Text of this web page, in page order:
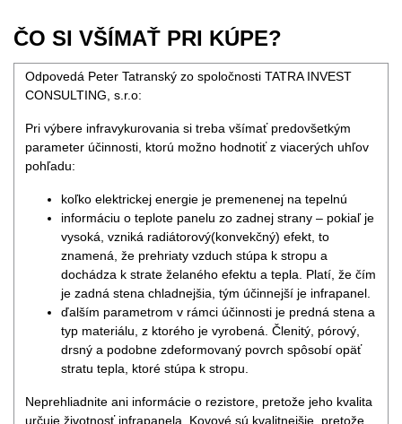
ČO SI VŠÍMAŤ PRI KÚPE?
Odpovedá Peter Tatranský zo spoločnosti TATRA INVEST
CONSULTING, s.r.o:
Pri výbere infravykurovania si treba všímať predovšetkým
parameter účinnosti, ktorú možno hodnotiť z viacerých uhľov
pohľadu:
koľko elektrickej energie je premenenej na tepelnú
informáciu o teplote panelu zo zadnej strany – pokiaľ je
vysoká, vzniká radiátorový(konvekčný) efekt, to
znamená, že prehriaty vzduch stúpa k stropu a
dochádza k strate želaného efektu a tepla. Platí, že čím
je zadná stena chladnejšia, tým účinnejší je infrapanel.
ďalším parametrom v rámci účinnosti je predná stena a
typ materiálu, z ktorého je vyrobená. Členitý, pórový,
drsný a podobne zdeformovaný povrch spôsobí opäť
stratu tepla, ktoré stúpa k stropu.
Neprehliadnite ani informácie o rezistore, pretože jeho kvalita
určuje životnosť infrapanela. Kovové sú kvalitnejšie, pretože